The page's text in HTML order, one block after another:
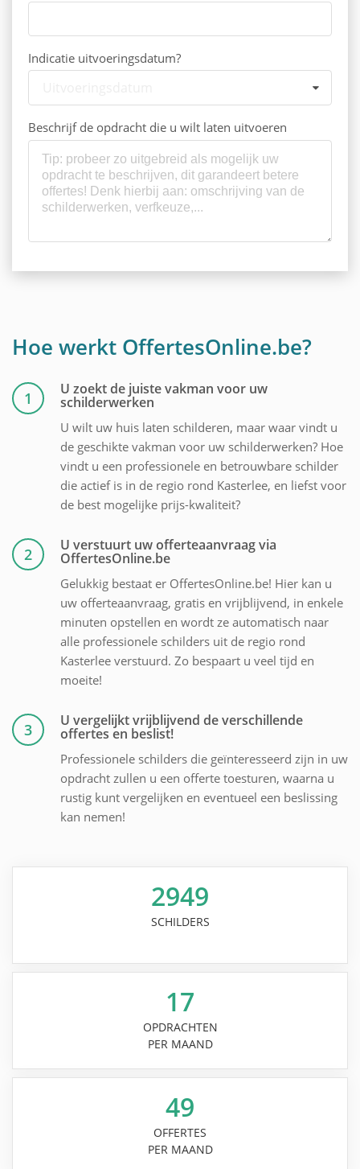
Indicatie uitvoeringsdatum?
Beschrijf de opdracht die u wilt laten uitvoeren
Hoe werkt OffertesOnline.be?
1 U zoekt de juiste vakman voor uw
schilderwerken
U wilt uw huis laten schilderen, maar waar vindt u
de geschikte vakman voor uw schilderwerken? Hoe
vindt u een professionele en betrouwbare schilder
die actief is in de regio rond Kasterlee, en liefst voor
de best mogelijke prijs-kwaliteit?
2 U verstuurt uw offerteaanvraag via
OffertesOnline.be
Gelukkig bestaat er OffertesOnline.be! Hier kan u
uw offerteaanvraag, gratis en vrijblijvend, in enkele
minuten opstellen en wordt ze automatisch naar
alle professionele schilders uit de regio rond
Kasterlee verstuurd. Zo bespaart u veel tijd en
moeite!
3 U vergelijkt vrijblijvend de verschillende
offertes en beslist!
Professionele schilders die geïnteresseerd zijn in uw
opdracht zullen u een offerte toesturen, waarna u
rustig kunt vergelijken en eventueel een beslissing
kan nemen!
2949
SCHILDERS
17
OPDRACHTEN
PER MAAND
49
OFFERTES
PER MAAND